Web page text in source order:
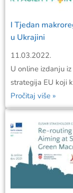
I Tjedan
u Ukrajini
11.03.2022.
U online izdanju
strategija EU koji
Pročitaj više »